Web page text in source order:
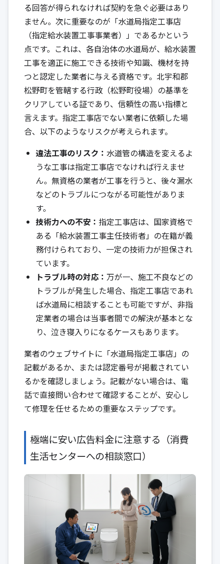
る回答が得られなければ契約を急ぐ必要はあり
ません。次に重要なのが「水道局指定工事店
（指定給水装置工事事業者）」であるかという
点です。これは、各自治体の水道局が、給水装置
工事を適正に施工できる技術や知識、機材を持
つと認定した業者に与える資格です。北宇和郡
松野町を管轄する行政（松野町役場）の基準を
クリアしている証であり、信頼性の高い指標と
言えます。指定工事店でない業者に依頼した場
合、以下のようなリスクが考えられます。
違法工事のリスク： 水道管の構造を変えるよ
うな工事は指定工事店でなければ行えませ
ん。無資格の業者が工事を行うと、後々漏水
などのトラブルにつながる可能性がありま
す。
技術力への不安： 指定工事店は、国家資格で
ある「給水装置工事主任技術者」の在籍が義
務付けられており、一定の技術力が担保され
ています。
トラブル時の対応： 万が一、施工不良などの
トラブルが発生した場合、指定工事店であれ
ば水道局に相談することも可能ですが、非指
定業者の場合は当事者間での解決が基本とな
り、泣き寝入りになるケースもあります。
業者のウェブサイトに「水道局指定工事店」の
記載があるか、または認定番号が掲載されてい
るかを確認しましょう。記載がない場合は、電
話で直接問い合わせて確認することが、安心し
て修理を任せるための重要なステップです。
極端に安い広告料金に注意する（消費
生活センターへの相談窓口）